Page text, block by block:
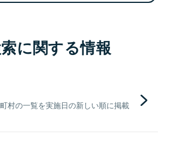
に関する情報
村の一覧を実施日の新しい順に掲載